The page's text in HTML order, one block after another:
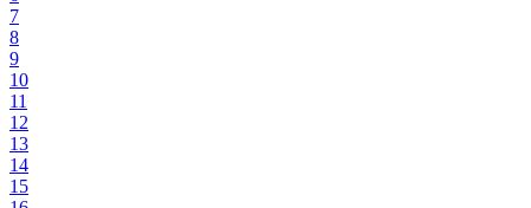
7
8
9
10
11
12
13
14
15